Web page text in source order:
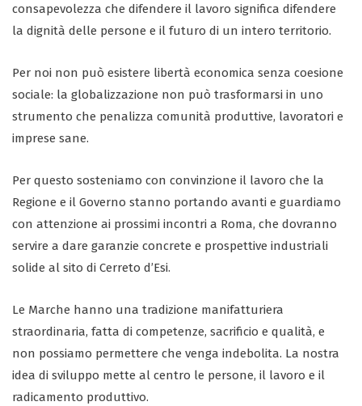
consapevolezza che difendere il lavoro significa difendere
la dignità delle persone e il futuro di un intero territorio.
Per noi non può esistere libertà economica senza coesione
sociale: la globalizzazione non può trasformarsi in uno
strumento che penalizza comunità produttive, lavoratori e
imprese sane.
Per questo sosteniamo con convinzione il lavoro che la
Regione e il Governo stanno portando avanti e guardiamo
con attenzione ai prossimi incontri a Roma, che dovranno
servire a dare garanzie concrete e prospettive industriali
solide al sito di Cerreto d’Esi.
Le Marche hanno una tradizione manifatturiera
straordinaria, fatta di competenze, sacrificio e qualità, e
non possiamo permettere che venga indebolita. La nostra
idea di sviluppo mette al centro le persone, il lavoro e il
radicamento produttivo.